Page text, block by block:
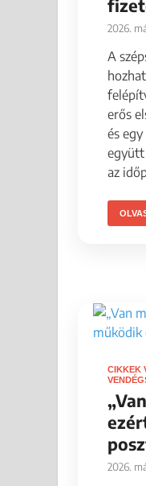
2026.
A
erős
és
együtt
az
CIKKEK
2026.